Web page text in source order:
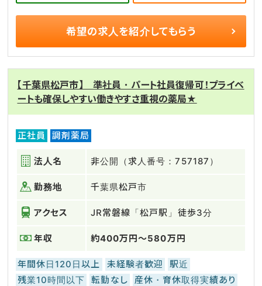
希望の求人を紹介してもらう
【千葉県松戸市】 準社員・パート社員復帰可！プライベ
ートも確保しやすい働きやすさ重視の薬局★
正社員 調剤薬局
法人名 非公開（求人番号：757187）
勤務地 千葉県松戸市
アクセス JR常磐線「松戸駅」徒歩3分
年収 約400万円～580万円
年間休日120日以上 未経験者歓迎
駅近
残業10時間以下
転勤なし
産休・育休取得実績あり